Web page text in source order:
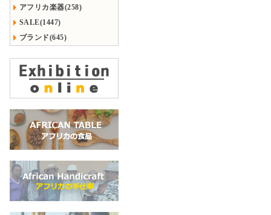
アフリカ楽器(258)
SALE(1447)
ブランド(645)